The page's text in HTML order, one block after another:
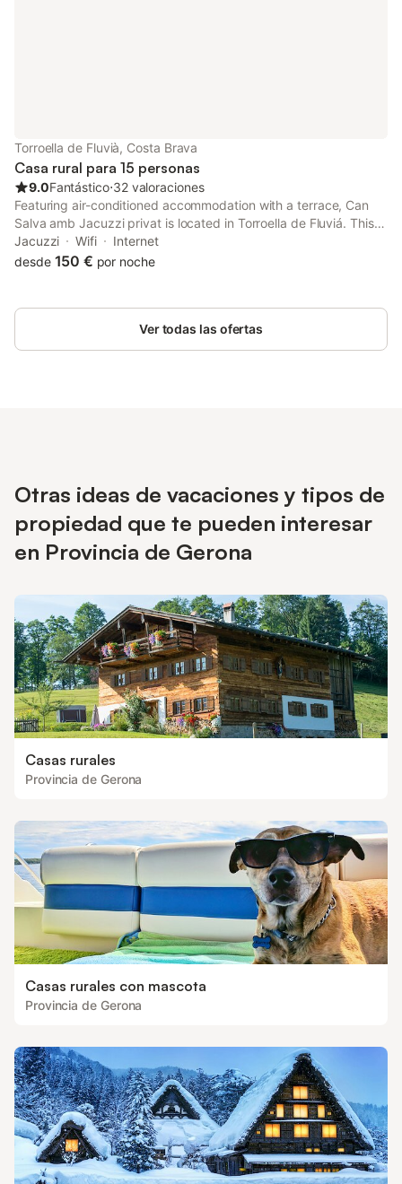
Torroella de Fluvià, Costa Brava
Casa rural para 15 personas
9.0Fantástico⋅32 valoraciones
Featuring air-conditioned accommodation with a terrace, Can
Salva amb Jacuzzi privat is located in Torroella de Fluviá. This
recently renovated country house is located 16 km from Dalí
Museum and 23 km from Peralada Golf.
Jacuzzi Wifi
Internet
desde 150 € por noche
Ver todas las ofertas
Otras ideas de vacaciones y tipos de
propiedad que te pueden interesar
en Provincia de Gerona
Casas rurales
Provincia de Gerona
Casas rurales con mascota
Provincia de Gerona